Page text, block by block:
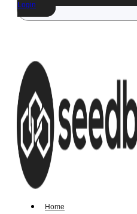
Login
Home